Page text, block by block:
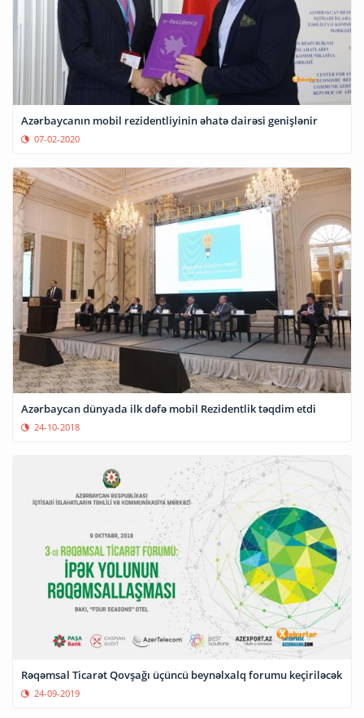
Azərbaycanın mobil rezidentliyinin əhatə dairəsi genişlənir
07-02-2020
Azərbaycan dünyada ilk dəfə mobil Rezidentlik təqdim etdi
24-10-2018
Rəqəmsal Ticarət Qovşağı üçüncü beynəlxalq forumu keçiriləcək
24-09-2019